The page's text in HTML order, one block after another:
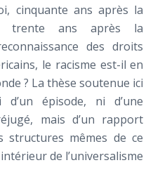
cinquante ans après la
trente ans après la
des droits
le racisme est-il en
? La thèse soutenue ici
épisode, ni d’une
mais d’un rapport
structures mêmes de ce
de l’universalisme